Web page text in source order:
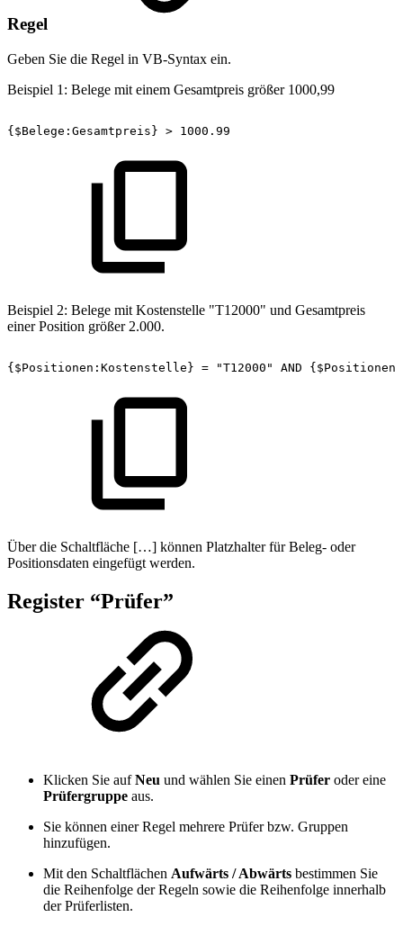
Regel
Geben Sie die Regel in VB-Syntax ein.
Beispiel 1: Belege mit einem Gesamtpreis größer 1000,99
{$Belege:Gesamtpreis} > 1000.99
Beispiel 2: Belege mit Kostenstelle "T12000" und Gesamtpreis
einer Position größer 2.000.
{$Positionen:Kostenstelle} = "T12000" AND
Über die Schaltfläche […] können Platzhalter für Beleg- oder
Positionsdaten eingefügt werden.
Register “Prüfer”
Klicken Sie aufNeu und wählen Sie einen Prüfer oder eine
Prüfergruppe aus.
Sie können einer Regel mehrere Prüfer bzw. Gruppen
hinzufügen.
Mit den Schaltflächen Aufwärts / Abwärts bestimmen Sie
die Reihenfolge der Regeln sowie die Reihenfolge innerhalb
der Prüferlisten.